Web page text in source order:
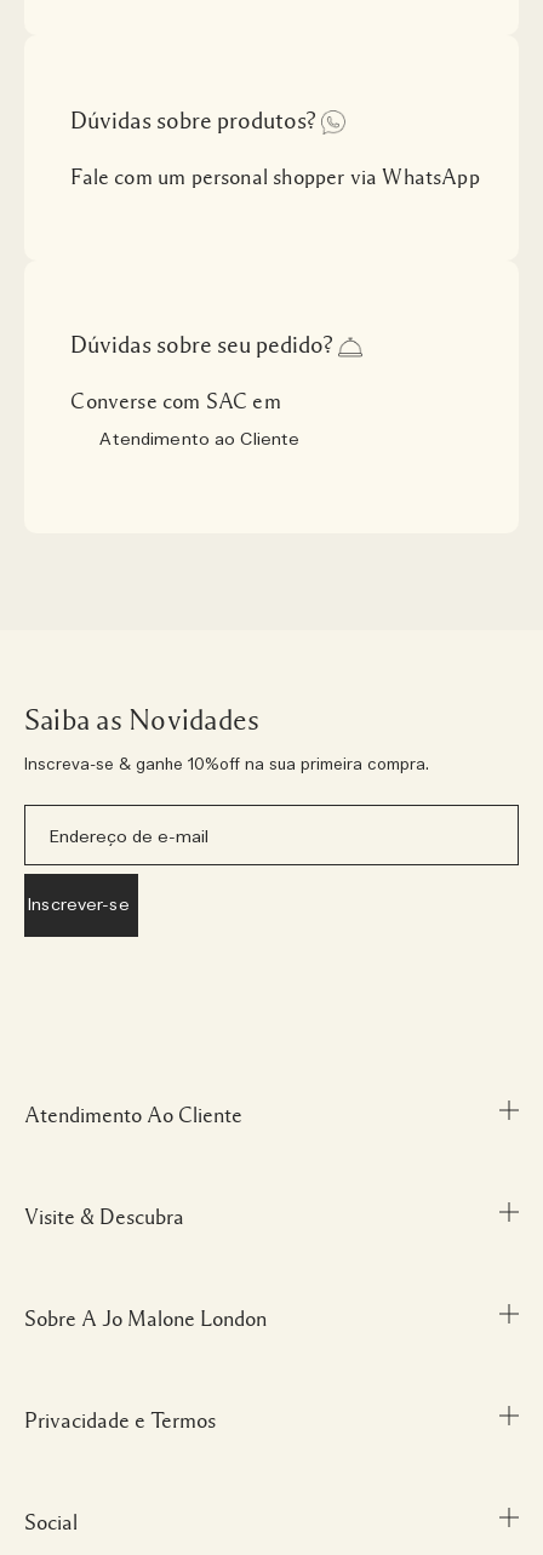
Dúvidas sobre produtos?
Fale com um personal shopper via WhatsApp
Dúvidas sobre seu pedido?
Converse com SAC em
Atendimento ao Cliente
Saiba as Novidades
Inscreva-se & ganhe 10%off na sua primeira compra.
Atendimento Ao Cliente
Meu Perfil
Personal Shopper
Visite & Descubra
Descubra uma Fragrância
Glossário de Ingredientes
Sobre A Jo Malone London
Nossa História
Carreiras
Privacidade e Termos
Termos e Condições
Social